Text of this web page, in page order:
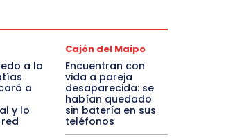
a lo
a
y lo
Cajón del Maipo
Encuentran con
vida a pareja
desaparecida: se
habían quedado
sin batería en sus
teléfonos